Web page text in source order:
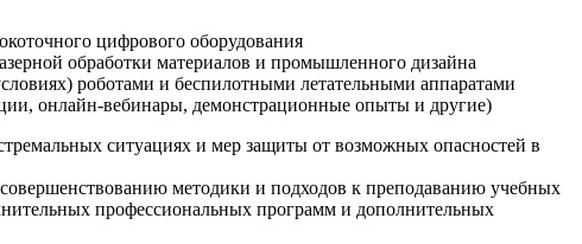
цифрового оборудования
обработки материалов и промышленного дизайна
роботами и беспилотными летательными аппаратами
онлайн-вебинары, демонстрационные опыты и другие)
ситуациях и мер защиты от возможных опасностей в
методики и подходов к преподаванию учебных
профессиональных программ и дополнительных